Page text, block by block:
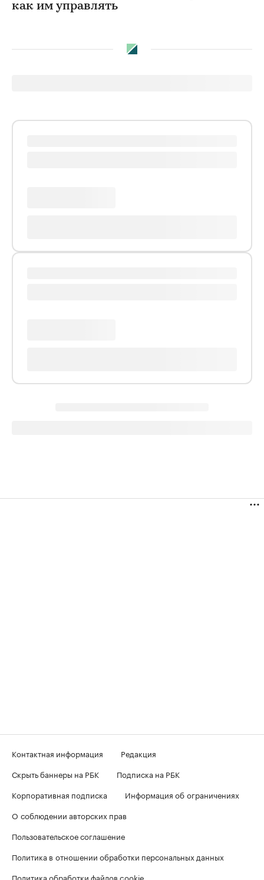
как им управлять
Контактная информация
Редакция
Скрыть баннеры на РБК
Подписка на РБК
Корпоративная подписка
Информация об ограничениях
О соблюдении авторских прав
Пользовательское соглашение
Политика в отношении обработки персональных данных
Политика обработки файлов cookie